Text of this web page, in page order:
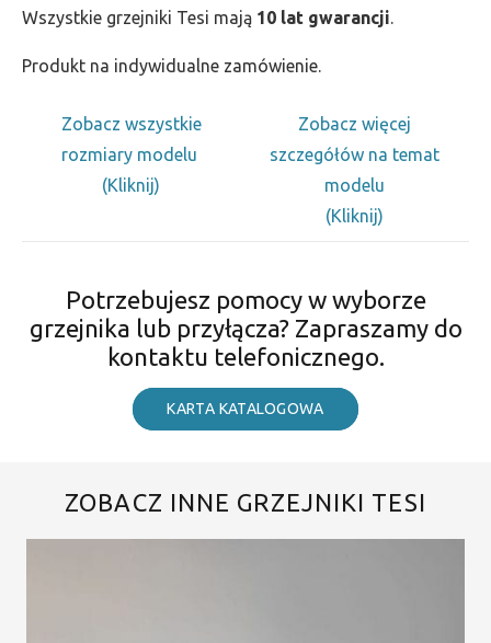
Wszystkie grzejniki Tesi mają 10 lat gwarancji.
Produkt na indywidualne zamówienie.
Zobacz wszystkie
rozmiary modelu
(Kliknij)
Zobacz więcej
szczegółów na temat
modelu
(Kliknij)
Potrzebujesz pomocy w wyborze
grzejnika lub przyłącza? Zapraszamy do
kontaktu telefonicznego.
KARTA KATALOGOWA
ZOBACZ INNE GRZEJNIKI TESI